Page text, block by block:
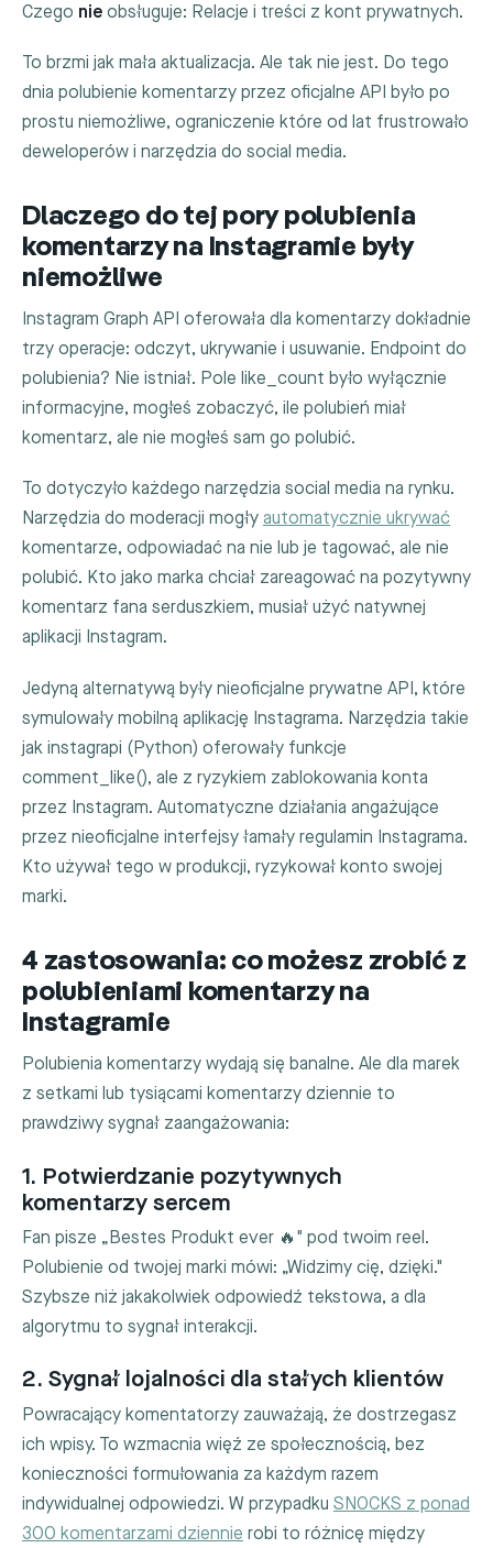
Czego nie obsługuje: Relacje i treści z kont prywatnych.
To brzmi jak mała aktualizacja. Ale tak nie jest. Do tego
dnia polubienie komentarzy przez oficjalne API było po
prostu niemożliwe, ograniczenie które od lat frustrowało
deweloperów i narzędzia do social media.
Dlaczego do tej pory polubienia
komentarzy na Instagramie były
niemożliwe
Instagram Graph API oferowała dla komentarzy dokładnie
trzy operacje: odczyt, ukrywanie i usuwanie. Endpoint do
polubienia? Nie istniał. Pole like_count było wyłącznie
informacyjne, mogłeś zobaczyć, ile polubień miał
komentarz, ale nie mogłeś sam go polubić.
To dotyczyło każdego narzędzia social media na rynku.
Narzędzia do moderacji mogły automatycznie ukrywać
komentarze, odpowiadać na nie lub je tagować, ale nie
polubić. Kto jako marka chciał zareagować na pozytywny
komentarz fana serduszkiem, musiał użyć natywnej
aplikacji Instagram.
Jedyną alternatywą były nieoficjalne prywatne API, które
symulowały mobilną aplikację Instagrama. Narzędzia takie
jak instagrapi (Python) oferowały funkcje
comment_like(), ale z ryzykiem zablokowania konta
przez Instagram. Automatyczne działania angażujące
przez nieoficjalne interfejsy łamały regulamin Instagrama.
Kto używał tego w produkcji, ryzykował konto swojej
marki.
4 zastosowania: co możesz zrobić z
polubieniami komentarzy na
Instagramie
Polubienia komentarzy wydają się banalne. Ale dla marek
z setkami lub tysiącami komentarzy dziennie to
prawdziwy sygnał zaangażowania:
1. Potwierdzanie pozytywnych
komentarzy sercem
Fan pisze „Bestes Produkt ever 🔥" pod twoim reel.
Polubienie od twojej marki mówi: „Widzimy cię, dzięki."
Szybsze niż jakakolwiek odpowiedź tekstowa, a dla
algorytmu to sygnał interakcji.
2. Sygnał lojalności dla stałych klientów
Powracający komentatorzy zauważają, że dostrzegasz
ich wpisy. To wzmacnia więź ze społecznością, bez
konieczności formułowania za każdym razem
indywidualnej odpowiedzi. W przypadku SNOCKS z ponad
300 komentarzami dziennie robi to różnicę między